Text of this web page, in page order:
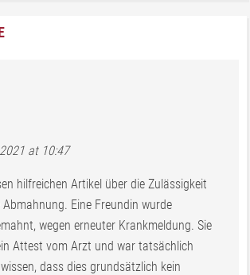
at 10:47
hilfreichen Artikel über die Zulässigkeit
Eine Freundin wurde
wegen erneuter Krankmeldung. Sie
Attest vom Arzt und war tatsächlich
dass dies grundsätzlich kein